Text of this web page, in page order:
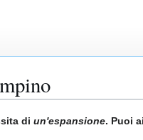
di un'espansione. Puoi